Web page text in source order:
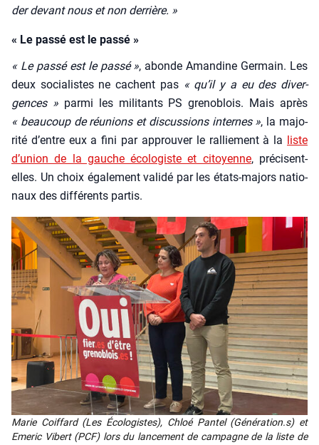
der devant nous et non der­rière. »
« Le passé est le passé »
« Le pas­sé est le pas­sé », abonde Aman­dine Ger­main. Les
deux socia­listes ne cachent pas « qu’il y a eu des diver­
gences »par­mi les mili­tants PS gre­no­blois. Mais après
« beau­coup de réunions et dis­cus­sions internes », la majo­
ri­té d’entre eux a fini par approu­ver le ral­lie­ment à la
liste
d’u­nion de la gauche éco­lo­giste et citoyenne, pré­cisent-
elles. Un choix éga­le­ment vali­dé par les états-majors natio­
naux des dif­fé­rents par­tis.
Marie Coif­fard (Les Éco­lo­gistes), Chloé Pan­tel (Génération.s) et
Eme­ric Vibert (PCF) lors du lan­ce­ment de cam­pagne de la liste de